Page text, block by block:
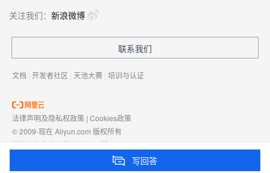
如何用实时数据同步打破企业数据孤岛？
写回答
关注我们： 新浪微博
联系我们
文档 | 开发者社区 | 天池大赛 | 培训与认证
法律声明及隐私权政策 | Cookies政策
© 2009-现在 Aliyun.com 版权所有
增值电信业务经营许可证： 浙B2-20080101
浙D3-20210002